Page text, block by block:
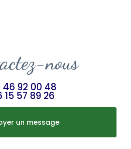
nous
46 92 00 48
15 57 89 26
un message